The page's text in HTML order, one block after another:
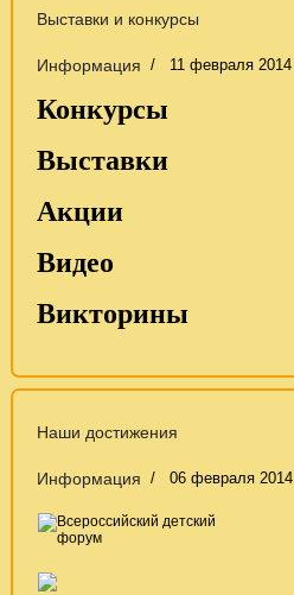
Выставки и конкурсы
Информация 11 февраля 2014
Конкурсы
Выставки
Акции
Видео
Викторины
Наши достижения
Информация 06 февраля 2014